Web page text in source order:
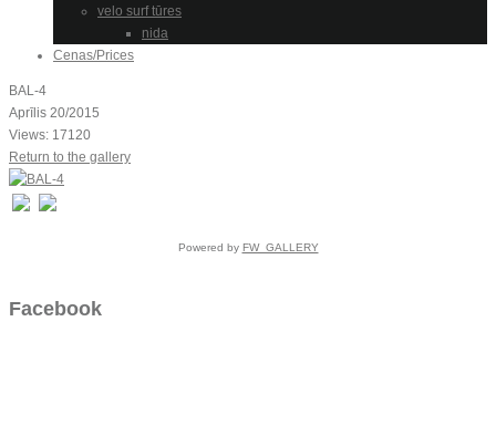
velo surf tūres
nida
Cenas/Prices
BAL-4
Aprīlis 20/2015
Views: 17120
Return to the gallery
Powered by FW_GALLERY
Facebook